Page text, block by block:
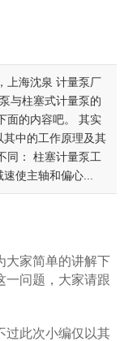
上海沈泉 计量泵厂
与柱塞式计量泵的
面的内容吧。 其实
中的工作原理及其
同： 柱塞计量泵工
使主轴和偏心...
大家简单的讲解下
一问题，大家请跟
此次小编仅以其